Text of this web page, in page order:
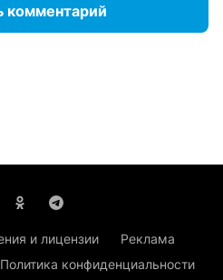
комментарий
и лицензии
Реклама
Политика конфиденциальности